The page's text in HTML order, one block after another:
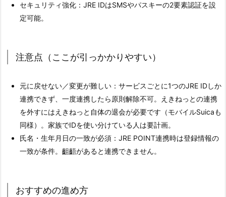
セキュリティ強化：JRE IDはSMSやパスキーの2要素認証を設
定可能。
注意点（ここが引っかかりやすい）
元に戻せない／変更が難しい：サービスごとに1つのJRE IDしか
連携できず、一度連携したら原則解除不可。えきねっとの連携
を外すにはえきねっと自体の退会が必要です（モバイルSuicaも
同様）。家族でIDを使い分けている人は要計画。
氏名・生年月日の一致が必須：JRE POINT連携時は登録情報の
一致が条件。齟齬があると連携できません。
おすすめの進め方